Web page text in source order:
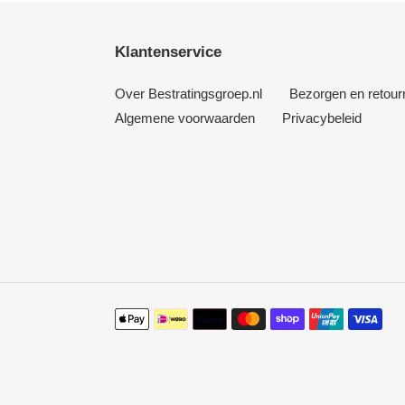
Klantenservice
Over Bestratingsgroep.nl
Bezorgen en
Algemene voorwaarden
Privacybeleid
Betaalmethoden